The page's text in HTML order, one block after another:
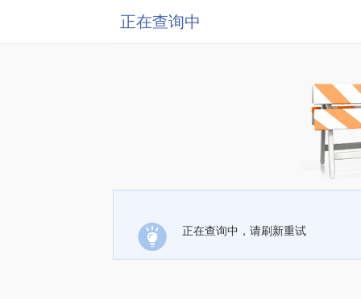
正在查询中
正在查询中，请刷新重试